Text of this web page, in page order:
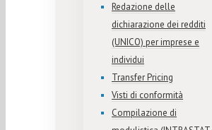
Redazione delle
dichiarazione dei redditi
(UNICO) per imprese e
individui
Transfer Pricing
Visti di conformità
Compilazione di